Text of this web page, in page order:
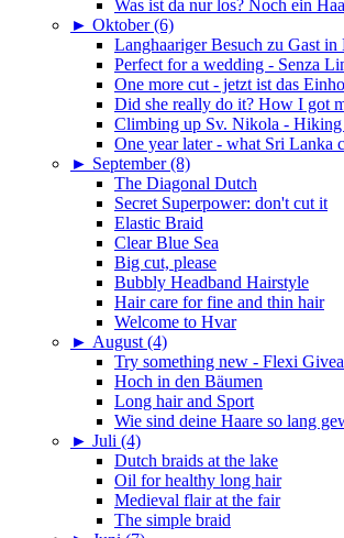
Was ist da nur los? Noch ein
► Oktober (6)
Langhaariger Besuch zu Gast in
Perfect for a wedding - Senza
One more cut - jetzt ist das
Did she really do it? How I got
Climbing up Sv. Nikola -
One year later - what Sri Lanka
► September (8)
The Diagonal Dutch
Secret Superpower: don't cut it
Elastic Braid
Clear Blue Sea
Big cut, please
Bubbly Headband Hairstyle
Hair care for fine and thin hair
Welcome to Hvar
► August (4)
Try something new - Flexi
Hoch in den Bäumen
Long hair and Sport
Wie sind deine Haare so lang
► Juli (4)
Dutch braids at the lake
Oil for healthy long hair
Medieval flair at the fair
The simple braid